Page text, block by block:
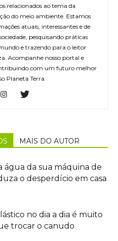
relacionados ao tema da
do meio ambiente. Estamos
atuais, interessantes e de
pesquisando práticas
e trazendo para o leitor
Acompanhe nosso portal e
com um futuro melhor
Planeta Terra.
MAIS DO AUTOR
água da sua máquina de
o desperdício em casa
no dia a dia é muito
trocar o canudo